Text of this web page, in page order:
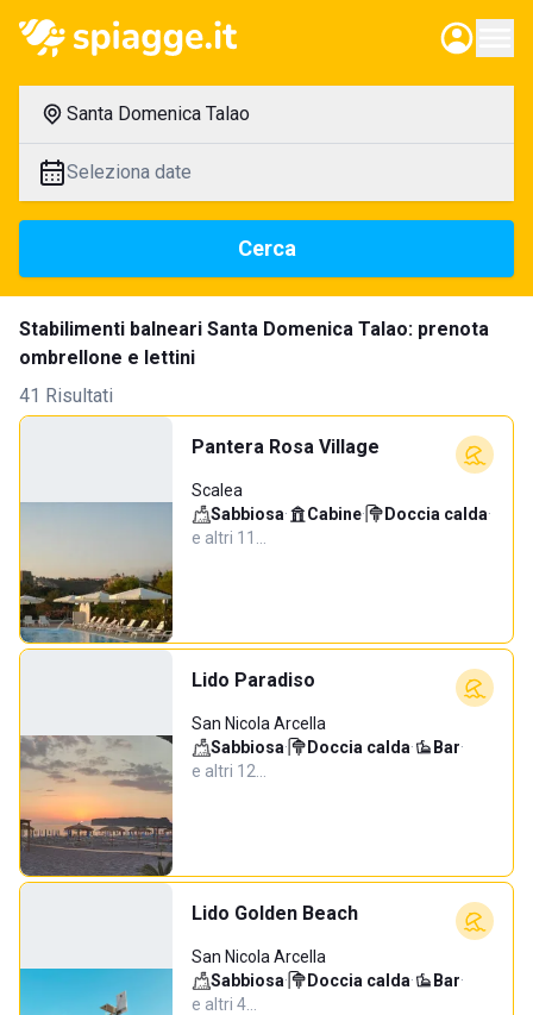
Santa Domenica Talao
Seleziona date
Cerca
Stabilimenti balneari Santa Domenica Talao: prenota
ombrellone e lettini
41 Risultati
Pantera Rosa Village
Scalea
Sabbiosa· Cabine· Doccia calda·
e altri 11…
Lido Paradiso
San Nicola Arcella
Sabbiosa· Doccia calda· Bar·
e altri 12…
Lido Golden Beach
San Nicola Arcella
Sabbiosa· Doccia calda· Bar·
e altri 4…